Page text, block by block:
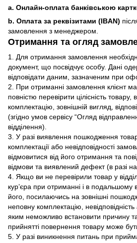
a. Онлайн-оплата банківською
b. Оплата за реквізитами (IBAN)
замовлення з менеджером.
Отримання та огляд
1. Для отримання замовлення
документ, що посвідчує особу. Дані
відповідати даним, зазначеним при
2. При отриманні замовлення клієнт
повністю перевірити цілісність товару,
комплектацію, зовнішній вигляд,
(згідно умов сервісу “Огляд
відділення).
3. У разі виявлення пошкодження
комплектації або невідповідності
відмовитися від його отримання та
відмови та виявлений дефект (в разі
4. Якщо ви не перевірили товар у
кур’єра при отриманні і в подальшому
його, посилаючись на зовнішні
неповну комплектацію,
яким неможливо встановити причину
прийнятті повернення товару може
5. У разі виникнення питань при